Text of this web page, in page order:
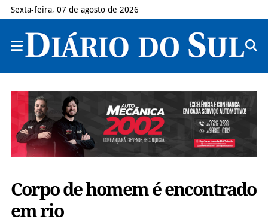
Sexta-feira, 07 de agosto de 2026
Corpo de homem é encontrado
em rio